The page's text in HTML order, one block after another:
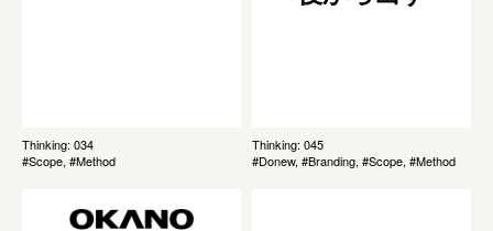
Thinking: 034
#Scope, #Method
Thinking: 045
#Donew, #Branding, #Scope, #Method